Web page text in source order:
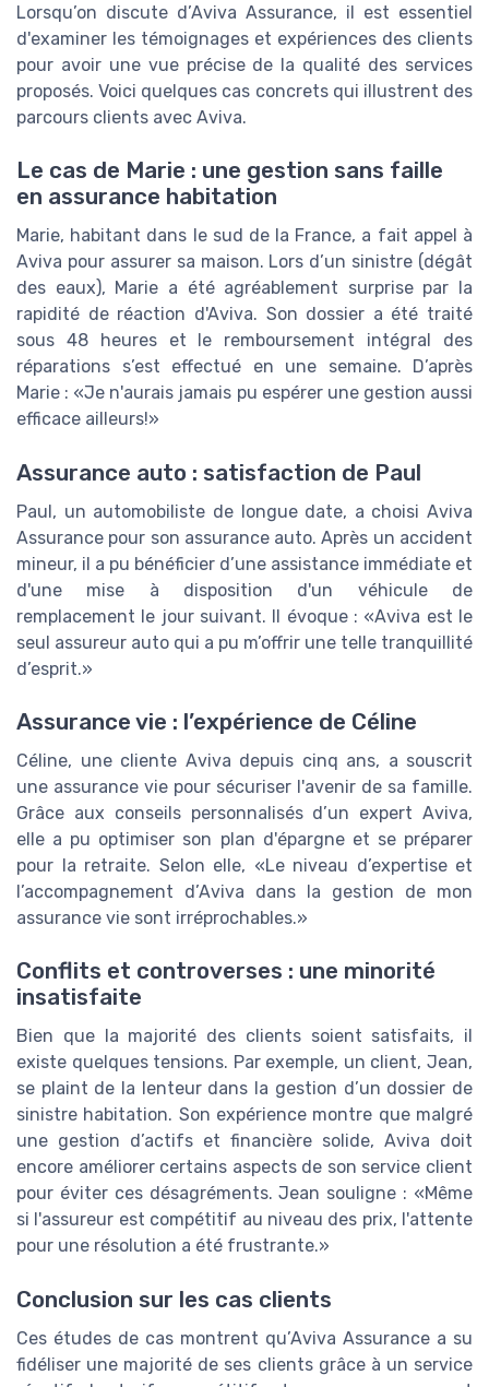
Lorsqu’on discute d’Aviva Assurance, il est essentiel
d'examiner les témoignages et expériences des clients
pour avoir une vue précise de la qualité des services
proposés. Voici quelques cas concrets qui illustrent des
parcours clients avec Aviva.
Le cas de Marie : une gestion sans faille
en assurance habitation
Marie, habitant dans le sud de la France, a fait appel à
Aviva pour assurer sa maison. Lors d’un sinistre (dégât
des eaux), Marie a été agréablement surprise par la
rapidité de réaction d'Aviva. Son dossier a été traité
sous 48 heures et le remboursement intégral des
réparations s’est effectué en une semaine. D’après
Marie : «Je n'aurais jamais pu espérer une gestion aussi
efficace ailleurs!»
Assurance auto : satisfaction de Paul
Paul, un automobiliste de longue date, a choisi Aviva
Assurance pour son assurance auto. Après un accident
mineur, il a pu bénéficier d’une assistance immédiate et
d'une mise à disposition d'un véhicule de
remplacement le jour suivant. Il évoque : «Aviva est le
seul assureur auto qui a pu m’offrir une telle tranquillité
d’esprit.»
Assurance vie : l’expérience de Céline
Céline, une cliente Aviva depuis cinq ans, a souscrit
une assurance vie pour sécuriser l'avenir de sa famille.
Grâce aux conseils personnalisés d’un expert Aviva,
elle a pu optimiser son plan d'épargne et se préparer
pour la retraite. Selon elle, «Le niveau d’expertise et
l’accompagnement d’Aviva dans la gestion de mon
assurance vie sont irréprochables.»
Conflits et controverses : une minorité
insatisfaite
Bien que la majorité des clients soient satisfaits, il
existe quelques tensions. Par exemple, un client, Jean,
se plaint de la lenteur dans la gestion d’un dossier de
sinistre habitation. Son expérience montre que malgré
une gestion d’actifs et financière solide, Aviva doit
encore améliorer certains aspects de son service client
pour éviter ces désagréments. Jean souligne : «Même
si l'assureur est compétitif au niveau des prix, l'attente
pour une résolution a été frustrante.»
Conclusion sur les cas clients
Ces études de cas montrent qu’Aviva Assurance a su
fidéliser une majorité de ses clients grâce à un service